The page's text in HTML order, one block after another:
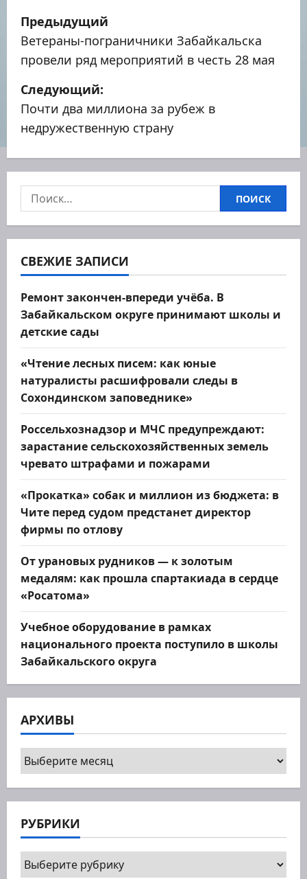
Н
а
в
и
г
а
ц
и
я
п
о
з
а
п
и
с
я
м
Предыдущий
Ветераны-пограничники Забайкальска
провели ряд мероприятий в честь 28 мая
Следующий:
Почти два миллиона за рубеж в
недружественную страну
Найти:
СВЕЖИЕ ЗАПИСИ
Ремонт закончен-впереди учёба. В
Забайкальском округе принимают школы и
детские сады
«Чтение лесных писем: как юные
натуралисты расшифровали следы в
Сохондинском заповеднике»
Россельхознадзор и МЧС предупреждают:
зарастание сельскохозяйственных земель
чревато штрафами и пожарами
«Прокатка» собак и миллион из бюджета: в
Чите перед судом предстанет директор
фирмы по отлову
От урановых рудников — к золотым
медалям: как прошла спартакиада в сердце
«Росатома»
Учебное оборудование в рамках
национального проекта поступило в школы
Забайкальского округа
АРХИВЫ
Архивы
РУБРИКИ
Рубрики